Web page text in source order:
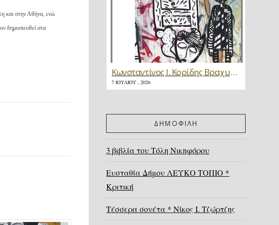
και στην Αθήνα, ενώ
δημοσιευθεί στα
Κωνσταντίνος Ι. Κορίδης Βραχυγραφίες * Κριτική
7 ΙΟΥΛΊΟΥ , 2026
ΔΗΜΟΦΙΛΗ
3 βιβλία του Τόλη Νικηφόρου
Ευσταθία Δήμου ΛΕΥΚΟ ΤΟΠΙΟ *
Κριτική
Τέσσερα σονέτα * Νίκος Ι. Τζώρτζης